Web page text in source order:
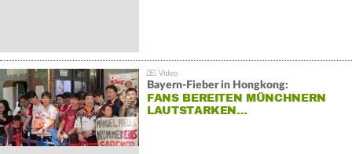
Bayern-Fieber in Hongkong:
FANS BEREITEN MÜNCHNERN
LAUTSTARKEN…